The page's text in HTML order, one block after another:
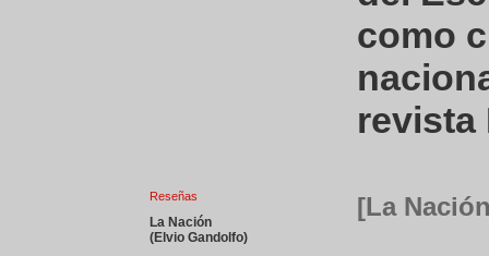
como
revista
Reseñas
La Nación
(Elvio Gandolfo)
[La